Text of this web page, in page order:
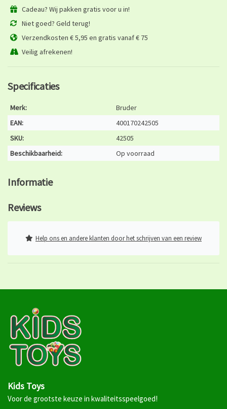
Cadeau? Wij pakken gratis voor u in!
Niet goed? Geld terug!
Verzendkosten € 5,95 en gratis vanaf € 75
Veilig afrekenen!
Specificaties
Merk:
Bruder
EAN:
400170242505
SKU:
42505
Beschikbaarheid:
Op voorraad
Informatie
Reviews
Help ons en andere klanten door het schrijven van een review
Kids Toys
Voor de grootste keuze in kwaliteitsspeelgoed!